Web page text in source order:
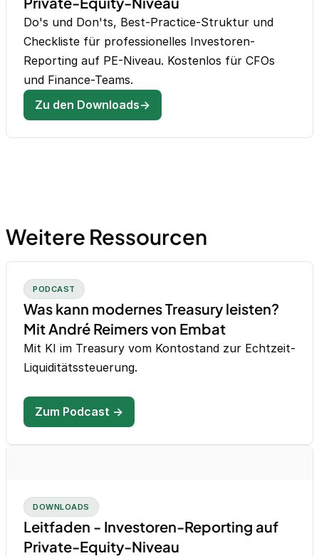
Do's und Don'ts, Best-Practice-Struktur und
Checkliste für professionelles Investoren-
Reporting auf PE-Niveau. Kostenlos für CFOs
und Finance-Teams.
Zu den Downloads→
Weitere Ressourcen
PODCAST
Was kann modernes Treasury leisten?
Mit André Reimers von Embat
Mit KI im Treasury vom Kontostand zur Echtzeit-
Liquiditätssteuerung.
Zum Podcast →
DOWNLOADS
Leitfaden - Investoren-Reporting auf
Private-Equity-Niveau